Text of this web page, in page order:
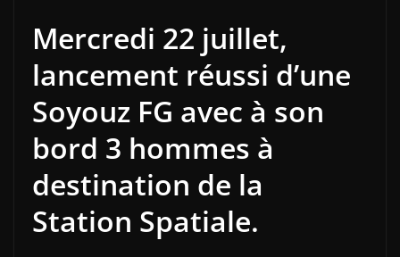
Mercredi 22 juillet,
lancement réussi d’une
Soyouz FG avec à son
bord 3 hommes à
destination de la
Station Spatiale.